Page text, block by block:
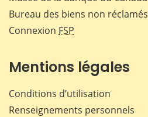
Bureau des biens non réclamés
Connexion FSP
Mentions légales
Conditions d’utilisation
Renseignements personnels